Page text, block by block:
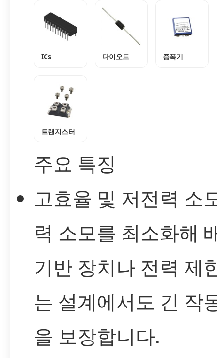
ICs 다이오드 증폭기
트랜지스터
주요 특징
고효율 및 저전력 소
력 소모를 최소화해
기반 장치나 전력 제
는 설계에서도 긴 작
을 보장합니다.